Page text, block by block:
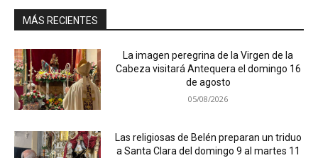
MÁS RECIENTES
La imagen peregrina de la Virgen de la
Cabeza visitará Antequera el domingo 16
de agosto
05/08/2026
Las religiosas de Belén preparan un triduo
a Santa Clara del domingo 9 al martes 11